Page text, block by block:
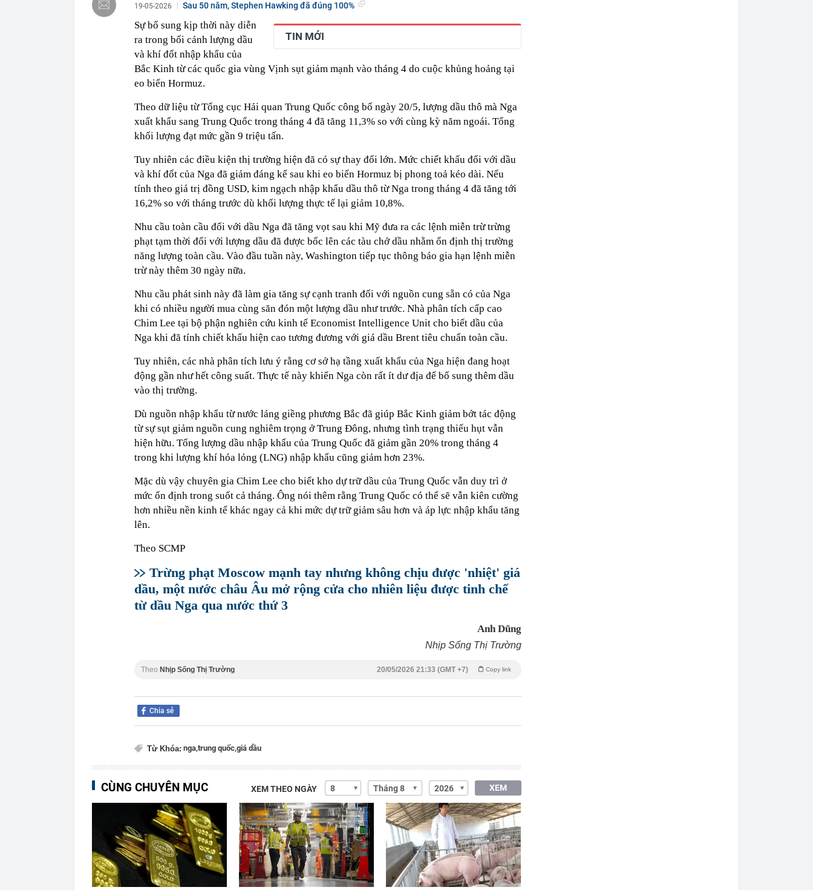
Vợ chồng chủ trang trại lợn ở Trung Quốc rơi vào cảnh tán gia bại sản,
mất trắng 15 triệu USD vì án oan
22:15
Mỹ nhân người miền Tây là tiểu thư nhưng gia đình phá sản, được
chàng trai kém 4 tuổi mang 20 cây vàng hỏi cưới
22:10
Chữ “NAPAS” trên thẻ ngân hàng nghĩa là gì?
22:08
19-05-2026 Sau 50 năm, Stephen Hawking đã đúng 100%
TIN MỚI
Sự bổ sung kịp thời này diễn
ra trong bối cảnh lượng dầu
và khí đốt nhập khẩu của
Bắc Kinh từ các quốc gia vùng Vịnh sụt giảm mạnh vào tháng 4 do cuộc khủng hoảng tại
eo biển Hormuz.
Theo dữ liệu từ Tổng cục Hải quan Trung Quốc công bố ngày 20/5, lượng dầu thô mà Nga
xuất khẩu sang Trung Quốc trong tháng 4 đã tăng 11,3% so với cùng kỳ năm ngoái. Tổng
khối lượng đạt mức gần 9 triệu tấn.
Tuy nhiên các điều kiện thị trường hiện đã có sự thay đổi lớn. Mức chiết khấu đối với dầu
và khí đốt của Nga đã giảm đáng kể sau khi eo biển Hormuz bị phong toả kéo dài. Nếu
tính theo giá trị đồng USD, kim ngạch nhập khẩu dầu thô từ Nga trong tháng 4 đã tăng tới
16,2% so với tháng trước dù khối lượng thực tế lại giảm 10,8%.
Nhu cầu toàn cầu đối với dầu Nga đã tăng vọt sau khi Mỹ đưa ra các lệnh miễn trừ trừng
phạt tạm thời đối với lượng dầu đã được bốc lên các tàu chở dầu nhằm ổn định thị trường
năng lượng toàn cầu. Vào đầu tuần này, Washington tiếp tục thông báo gia hạn lệnh miễn
trừ này thêm 30 ngày nữa.
Nhu cầu phát sinh này đã làm gia tăng sự cạnh tranh đối với nguồn cung sẵn có của Nga
khi có nhiều người mua cùng săn đón một lượng dầu như trước. Nhà phân tích cấp cao
Chim Lee tại bộ phận nghiên cứu kinh tế Economist Intelligence Unit cho biết dầu của
Nga khi đã tính chiết khấu hiện cao tương đương với giá dầu Brent tiêu chuẩn toàn cầu.
Tuy nhiên, các nhà phân tích lưu ý rằng cơ sở hạ tầng xuất khẩu của Nga hiện đang hoạt
động gần như hết công suất. Thực tế này khiến Nga còn rất ít dư địa để bổ sung thêm dầu
vào thị trường.
Dù nguồn nhập khẩu từ nước láng giềng phương Bắc đã giúp Bắc Kinh giảm bớt tác động
từ sự sụt giảm nguồn cung nghiêm trọng ở Trung Đông, nhưng tình trạng thiếu hụt vẫn
hiện hữu. Tổng lượng dầu nhập khẩu của Trung Quốc đã giảm gần 20% trong tháng 4
trong khi lượng khí hóa lỏng (LNG) nhập khẩu cũng giảm hơn 23%.
Mặc dù vậy chuyên gia Chim Lee cho biết kho dự trữ dầu của Trung Quốc vẫn duy trì ở
mức ổn định trong suốt cả tháng. Ông nói thêm rằng Trung Quốc có thể sẽ vẫn kiên cường
hơn nhiều nền kinh tế khác ngay cả khi mức dự trữ giảm sâu hơn và áp lực nhập khẩu tăng
lên.
Theo SCMP
Trừng phạt Moscow mạnh tay nhưng không chịu được 'nhiệt' giá
dầu, một nước châu Âu mở rộng cửa cho nhiên liệu được tinh chế
từ dầu Nga qua nước thứ 3
Anh Dũng
Nhịp Sống Thị Trường
Theo Nhịp Sống Thị Trường Copy link
20/05/2026 21:33 (GMT +7)
Chia sẻ
Từ Khóa: nga,trung quốc,giá dầu
CÙNG CHUYÊN MỤC XEM THEO NGÀY XEM